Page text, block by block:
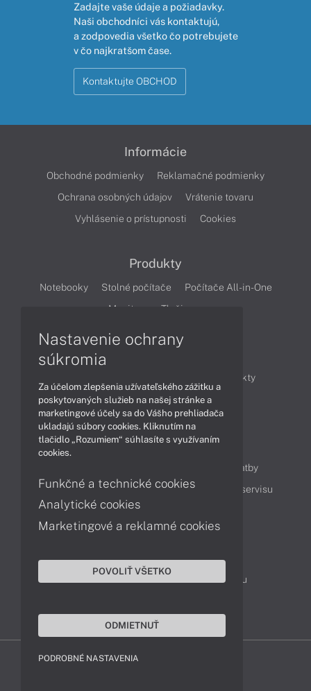
Zadajte vaše údaje a požiadavky.
Naši obchodníci vás kontaktujú,
a zodpovedia všetko čo potrebujete
v čo najkratšom čase.
Kontaktujte OBCHOD
Informácie
Obchodné podmienky
Reklamačné podmienky
Ochrana osobných údajov
Vrátenie tovaru
Vyhlásenie o prístupnosti
Cookies
Produkty
Notebooky Stolné počítače
Počítače All-in-One
Monitory
Tlačiarne
Produkty
Technológie
Videá
Obsah
Možnosti doručenia a platby
Podpora a servis
Servisné služby Cenník servisu
Kontakty
043 4224 771
Obchodné oddelenie
Reklamácia tovaru
Nastavenie ochrany
súkromia
Za účelom zlepšenia užívateľského zážitku a
poskytovaných služieb na našej stránke a
marketingové účely sa do Vášho prehliadača
ukladajú súbory cookies. Kliknutím na
tlačidlo „Rozumiem“ súhlasíte s využívaním
cookies.
Funkčné a technické cookies
Analytické cookies
Marketingové a reklamné cookies
POVOLIŤ VŠETKO
ODMIETNUŤ
PODROBNÉ NASTAVENIA